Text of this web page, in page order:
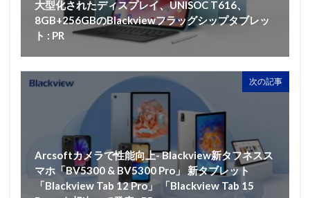
大型化されたディスプレイ、UNISOC T616、
8GB+256GBのBlackviewフラッグシップタブレッ
ト : PR
次の記事
Arcsoftカメラで性能向上- Blackview新タフネスス
マホ「BV5300 & BV5300 Pro」 新タブレット
「Blackview Tab 12 Pro」 「Blackview Tab 15